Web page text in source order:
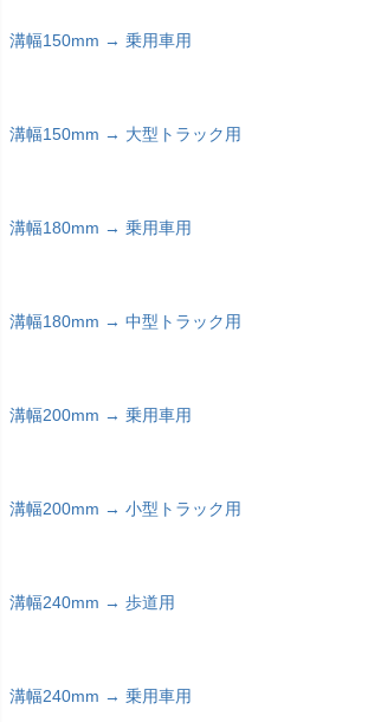
溝幅150mm → 乗用車用
溝幅150mm → 大型トラック用
溝幅180mm → 乗用車用
溝幅180mm → 中型トラック用
溝幅200mm → 乗用車用
溝幅200mm → 小型トラック用
溝幅240mm → 歩道用
溝幅240mm → 乗用車用